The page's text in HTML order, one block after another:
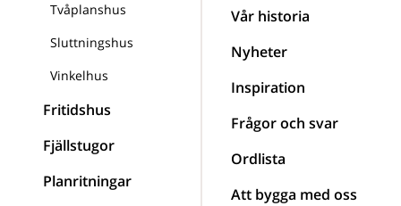
Tvåplanshus
Sluttningshus
Vinkelhus
Fritidshus
Fjällstugor
Planritningar
Vår historia
Nyheter
Inspiration
Frågor och svar
Ordlista
Att bygga med oss